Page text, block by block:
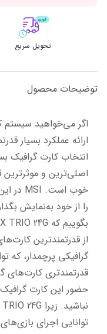
تحویل سریع
توضیحات محصول